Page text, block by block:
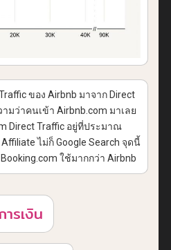
ของ Airbnb มาจาก Direct
มว่าคนเข้า Airbnb.com มาเลย
Direct Traffic อยู่ที่ประมาณ
ไม่ก็ Google Search จุดนี้
ใช้มากกว่า Airbnb
รเงิน